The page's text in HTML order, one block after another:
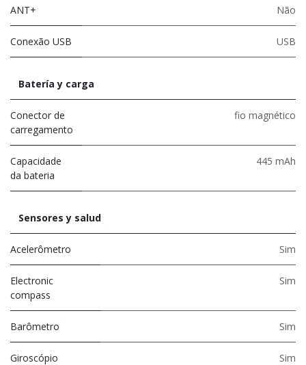
ANT+ Não
Conexão USB USB
Batería y carga
Conector de
carregamento
fio magnético
Capacidade
da bateria
445 mAh
Sensores y salud
Acelerômetro Sim
Electronic
compass
Sim
Barômetro Sim
Giroscópio Sim